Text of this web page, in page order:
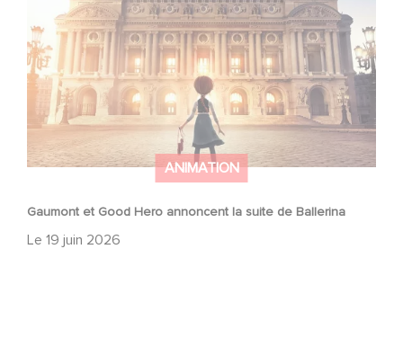
ANIMATION
Gaumont et Good Hero annoncent la suite de Ballerina
Le 19 juin 2026